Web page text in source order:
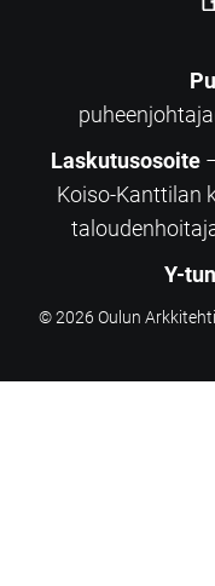
Laskutusosoite
Koiso-Kanttilan
Y-
© 2026 Oulun